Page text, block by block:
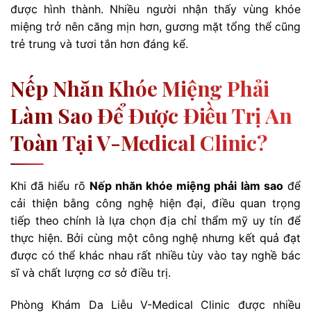
được hình thành. Nhiều người nhận thấy vùng khóe
miệng trở nên căng mịn hơn, gương mặt tổng thể cũng
trẻ trung và tươi tắn hơn đáng kể.
Nếp Nhăn Khóe Miệng Phải
Làm Sao Để Được Điều Trị An
Toàn Tại V-Medical Clinic?
Khi đã hiểu rõ Nếp nhăn khóe miệng phải làm saođể
cải thiện bằng công nghệ hiện đại, điều quan trọng
tiếp theo chính là lựa chọn địa chỉ thẩm mỹ uy tín để
thực hiện. Bởi cùng một công nghệ nhưng kết quả đạt
được có thể khác nhau rất nhiều tùy vào tay nghề bác
sĩ và chất lượng cơ sở điều trị.
Phòng Khám Da Liễu V-Medical Clinic được nhiều